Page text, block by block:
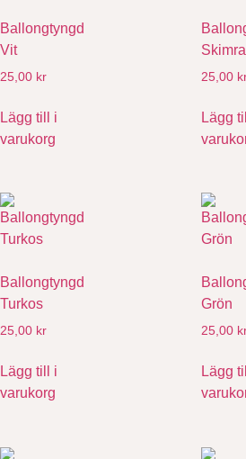
Ballongtyngd
Vit
25,00 kr
Lägg till i
varukorg
25,00
Lägg
Ballongtyngd
Turkos
25,00 kr
Lägg till i
varukorg
Grön
25,00
Lägg